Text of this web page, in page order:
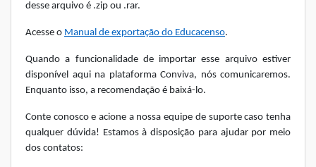
desse arquivo é .zip ou .rar.
Acesse o Manual de exportação do Educacenso.
Quando a funcionalidade de importar esse arquivo estiver
disponível aqui na plataforma Conviva, nós comunicaremos.
Enquanto isso, a recomendação é baixá-lo.
Conte conosco e acione a nossa equipe de suporte caso tenha
qualquer dúvida! Estamos à disposição para ajudar por meio
dos contatos: